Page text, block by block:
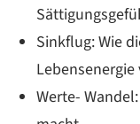
Sinkflug: Wie
Werte-